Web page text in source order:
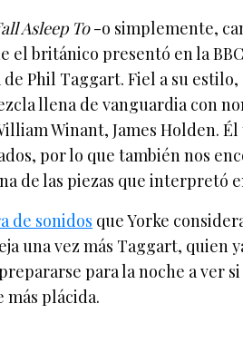
Asleep To-o simplemente,
el británico presentó en la
Phil Taggart. Fiel a su
llena de vanguardia con
Winant, James Holden.
por lo que también nos
de las piezas que interpretó
de sonidos que Yorke
una vez más Taggart, quien
para la noche a ver
más plácida.